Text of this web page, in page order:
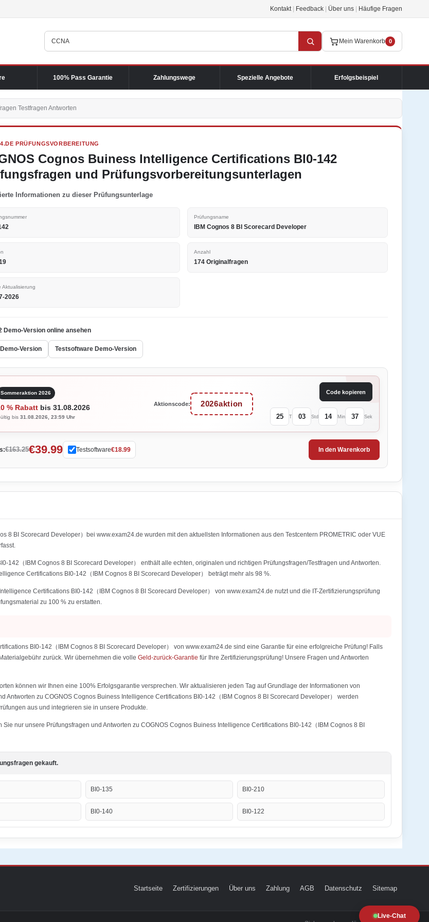
Kontakt Feedback Über uns Häufige Fragen
Mein Warenkorb 0
100% Pass Garantie Zahlungswege Spezielle Angebote Erfolgsbeispiel
Live-Chat
Testfragen Antworten
PRÜFUNGSVORBEREITUNG
Cognos Buiness Intelligence Certifications BI0-142
und Prüfungsvorbereitungsunterlagen
Informationen zu dieser Prüfungsunterlage
Prüfungsname
IBM Cognos 8 BI Scorecard Developer
Anzahl
174 Originalfragen
Aktualisierung
2026
Demo-Version online ansehen
Demo-Version Testsoftware Demo-Version
Sommeraktion 2026
% Rabatt bis 31.08.2026
bis 31.08.2026, 23:59 Uhr
Aktionscode: 2026aktion
Code kopieren
25 T 03 Std 14 Min 37 Sek
€163.25€39.99 Testsoftware€18.99 In den Warenkorb
8 BI Scorecard Developer）bei www.exam24.de wurden mit den aktuellsten Informationen aus den Testcentern PROMETRIC oder VUE
142（IBM Cognos 8 BI Scorecard Developer） enthält alle echten, originalen und richtigen Prüfungsfragen/Testfragen und Antworten.
Certifications BI0-142（IBM Cognos 8 BI Scorecard Developer） beträgt mehr als 98 %.
Certifications BI0-142（IBM Cognos 8 BI Scorecard Developer） von www.exam24.de nutzt und die IT-Zertifizierungsprüfung
zu 100 % zu erstatten.
BI0-142（IBM Cognos 8 BI Scorecard Developer） von www.exam24.de sind eine Garantie für eine erfolgreiche Prüfung! Falls
zurück. Wir übernehmen die volle Geld-zurück-Garantie für Ihre Zertifizierungsprüfung! Unsere Fragen und Antworten
können wir Ihnen eine 100% Erfolgsgarantie versprechen. Wir aktualisieren jeden Tag auf Grundlage der Informationen von
Antworten zu COGNOS Cognos Buiness Intelligence Certifications BI0-142（IBM Cognos 8 BI Scorecard Developer） werden
aus und integrieren sie in unsere Produkte.
nur unsere Prüfungsfragen und Antworten zu COGNOS Cognos Buiness Intelligence Certifications BI0-142（IBM Cognos 8 BI
gekauft.
BI0-135 BI0-210
BI0-140 BI0-122
Startseite Zertifizierungen Über uns Zahlung AGB Datenschutz Sitemap